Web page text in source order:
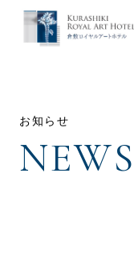
お知らせ
NEWS